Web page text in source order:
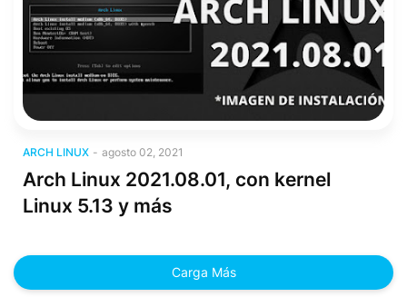
ARCH LINUX - agosto 02, 2021
Arch Linux 2021.08.01, con kernel
Linux 5.13 y más
Carga Más